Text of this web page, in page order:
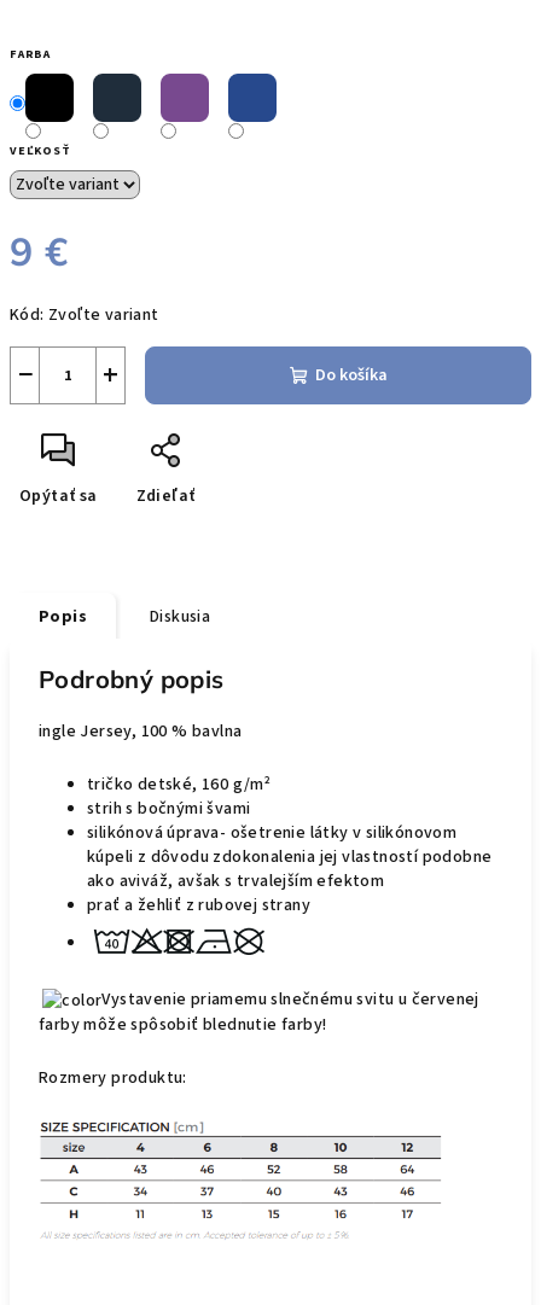
FARBA
VEĽKOSŤ
9 €
cena:
Kód: Zvoľte variant
+
− Do košíka
Opýtať sa Zdieľať
Popis Diskusia
Podrobný popis
ingle Jersey, 100 % bavlna
tričko detské, 160 g/m²
strih s bočnými švami
silikónová úprava- ošetrenie látky v silikónovom
kúpeli z dôvodu zdokonalenia jej vlastností podobne
ako aviváž, avšak s trvalejšímefektom
prať a žehliť z rubovej strany
Vystavenie priamemu slnečnému svitu u červenej
farby môže spôsobiť blednutie farby!
Rozmery produktu: